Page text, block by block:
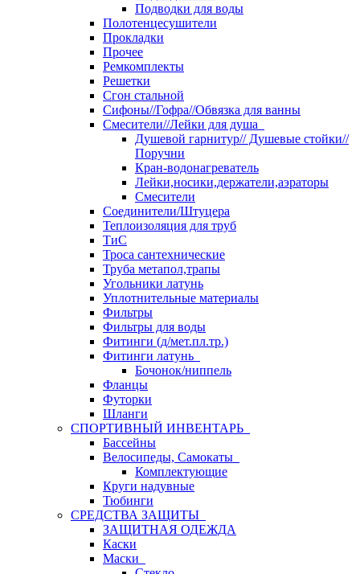
Подводки для воды
Полотенцесушители
Прокладки
Прочее
Ремкомплекты
Решетки
Сгон стальной
Сифоны//Гофра//Обвязка для ванны
Смесители//Лейки для душа
Душевой гарнитур// Душевые стойки//
Поручни
Кран-водонагреватель
Лейки,носики,держатели,аэраторы
Смесители
Соединители/Штуцера
Теплоизоляция для труб
ТиС
Троса сантехнические
Труба метапол,трапы
Угольники латунь
Уплотнительные материалы
Фильтры
Фильтры для воды
Фитинги (д/мет.пл.тр.)
Фитинги латунь
Бочонок/ниппель
Фланцы
Футорки
Шланги
СПОРТИВНЫЙ ИНВЕНТАРЬ
Бассейны
Велосипеды, Самокаты
Комплектующие
Круги надувные
Тюбинги
СРЕДСТВА ЗАЩИТЫ
ЗАЩИТНАЯ ОДЕЖДА
Каски
Маски